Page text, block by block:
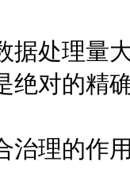
处理量大
绝对的精
理的作